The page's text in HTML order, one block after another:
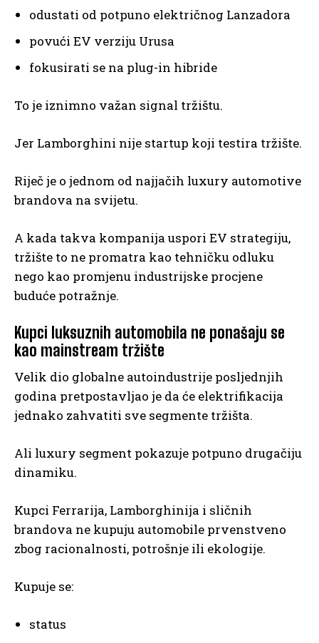
odustati od potpuno električnog Lanzadora
povući EV verziju Urusa
fokusirati se na plug-in hibride
To je iznimno važan signal tržištu.
Jer Lamborghini nije startup koji testira tržište.
Riječ je o jednom od najjačih luxury automotive
brandova na svijetu.
A kada takva kompanija uspori EV strategiju,
tržište to ne promatra kao tehničku odluku
nego kao promjenu industrijske procjene
buduće potražnje.
Kupci luksuznih automobila ne ponašaju se
kao mainstream tržište
Velik dio globalne autoindustrije posljednjih
godina pretpostavljao je da će elektrifikacija
jednako zahvatiti sve segmente tržišta.
Ali luxury segment pokazuje potpuno drugačiju
dinamiku.
Kupci Ferrarija, Lamborghinija i sličnih
brandova ne kupuju automobile prvenstveno
zbog racionalnosti, potrošnje ili ekologije.
Kupuje se:
status